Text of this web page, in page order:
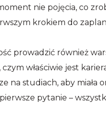
nie pojęcia, co
krokiem do
prowadzić również
właściwie jest
na studiach, aby miała
pytanie –